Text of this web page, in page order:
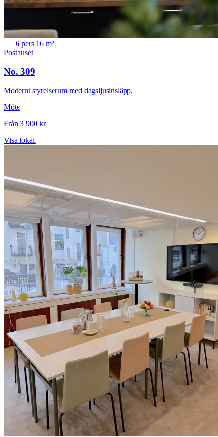
6 pers 16 m²
Posthuset
No. 309
Modernt styrelserum med dagsljusinsläpp.
Möte
Från 3 900 kr
Visa lokal